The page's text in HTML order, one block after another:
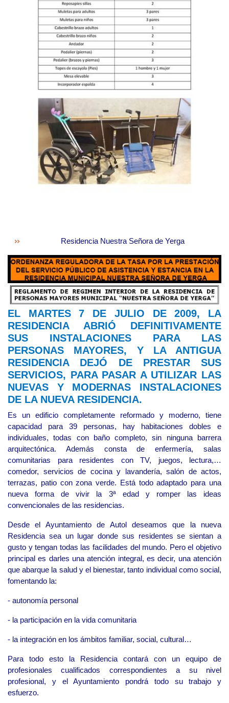
Residencia Nuestra Señora de Yerga
EL MARTES 7 DE JULIO DE 2009, LA
RESIDENCIA ABRIÓ DEFINITIVAMENTE
SUS INSTALACIONES PARA LAS
PERSONAS MAYORES, Y LA ANTIGUA
RESIDENCIA DEJÓ DE PRESTAR SUS
SERVICIOS, PARA PASAR A UTILIZAR LAS
NUEVAS Y MODERNAS INSTALACIONES
DE LA NUEVA RESIDENCIA.
Es un edificio completamente reformado y moderno, tiene
capacidad para 39 personas, hay habitaciones dobles e
individuales, todas con baño completo, sin ninguna barrera
arquitectónica. Además consta de enfermería, salas
comunitarias para residentes con TV, juegos, lectura,…
comedor, servicios de cocina y lavandería, salón de actos,
terrazas, patio con zona verde. Está todo adaptado para una
nueva forma de vivir la 3ª edad y romper las ideas
convencionales de las residencias.
Desde el Ayuntamiento de Autol deseamos que la nueva
Residencia sea un lugar donde sus residentes se sientan a
gusto y tengan todas las facilidades del mundo. Pero el objetivo
principal es darles una atención integral, es decir, una atención
que abarque la salud y el bienestar, tanto individual como social,
fomentando la:
- autonomía personal
- la participación en la vida comunitaria
- la integración en los ámbitos familiar, social, cultural…
Para todo esto la Residencia contará con un equipo de
profesionales cualificados correspondientes a su nivel
profesional, y el Ayuntamiento pondrá todo su trabajo y
esfuerzo.